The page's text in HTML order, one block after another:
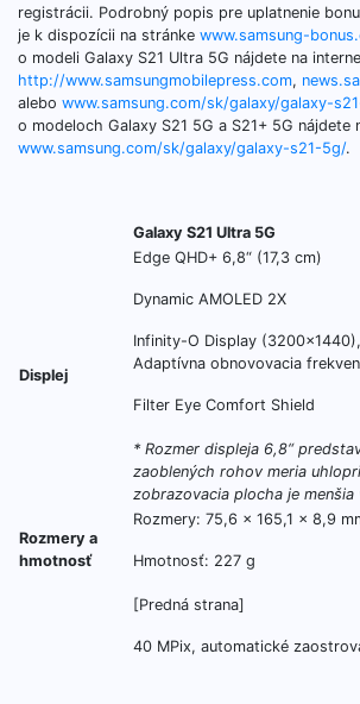
registrácii. Podrobný popis pre uplatnenie
je k dispozícii na stránke www.samsung-
o modeli Galaxy S21 Ultra 5G nájdete na
http://www.samsungmobilepress.com,
alebo www.samsung.com/sk/galaxy/galaxy-
o modeloch Galaxy S21 5G a S21+ 5G nájdete
www.samsung.com/sk/galaxy/galaxy-s21-5g/.
Galaxy S21 Ultra 5G
Displej
Edge QHD+ 6,8“ (17,3 cm)
Dynamic AMOLED 2X
Infinity-O Display
Adaptívna obnovovacia
Filter Eye Comfort Shield
* Rozmer displeja 6,8“
zaoblených rohov meria
zobrazovacia plocha je
Rozmery a
hmotnosť
Rozmery: 75,6 x 165,1 x 8,9
Hmotnosť: 227 g
[Predná strana]
40 MPix, automatické